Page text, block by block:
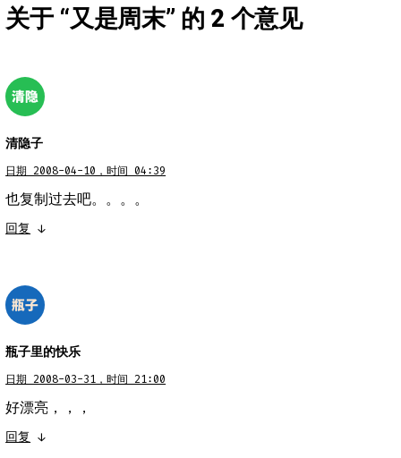
关于 “又是周末” 的 2 个意见
清隐子
日期 2008-04-10，时间 04:39
也复制过去吧。。。。
回复 ↓
瓶子里的快乐
日期 2008-03-31，时间 21:00
好漂亮，，，
回复 ↓